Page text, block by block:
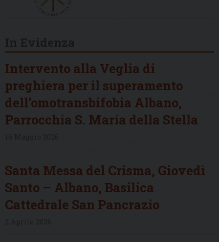
Intervento alla Veglia di
preghiera per il superamento
dell’omotransbifobia Albano,
Parrocchia S. Maria della Stella
Santa Messa del Crisma, Giovedì
Santo – Albano, Basilica
Cattedrale San Pancrazio